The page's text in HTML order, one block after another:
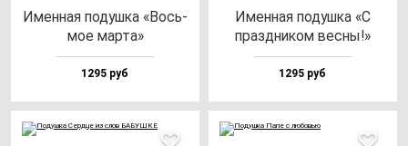
Имен­ная по­душ­ка «Вось­
мое мар­та»
1295 руб
Имен­ная по­душ­ка «С
праз­дни­ком вес­ны!»
1295 руб